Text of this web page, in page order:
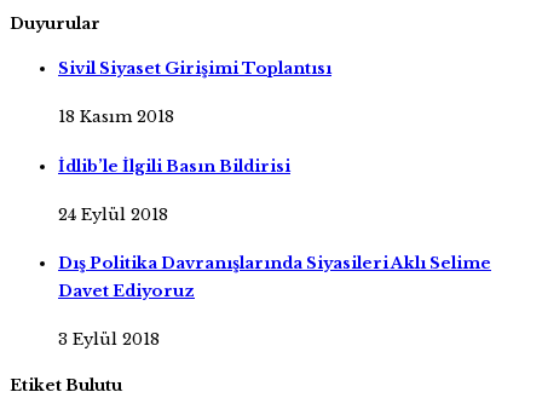
Duyurular
Sivil Siyaset Girişimi Toplantısı
18 Kasım 2018
İdlib’le İlgili Basın Bildirisi
24 Eylül 2018
Dış Politika Davranışlarında Siyasileri Aklı Selime
Davet Ediyoruz
3 Eylül 2018
Etiket Bulutu